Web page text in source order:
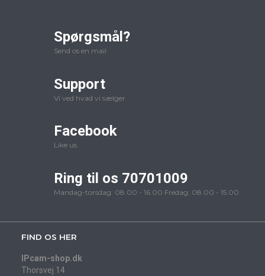
Spørgsmål?
Send os en mail
Support
Vi ved hvad vi sælger
Facebook
Like us
Ring til os 70701009
Mandag-torsdag: 08.00 - 16.00 Fredag: 08.00 - 15.00
FIND OS HER
IPcam-shop.dk
Thorsvej 14